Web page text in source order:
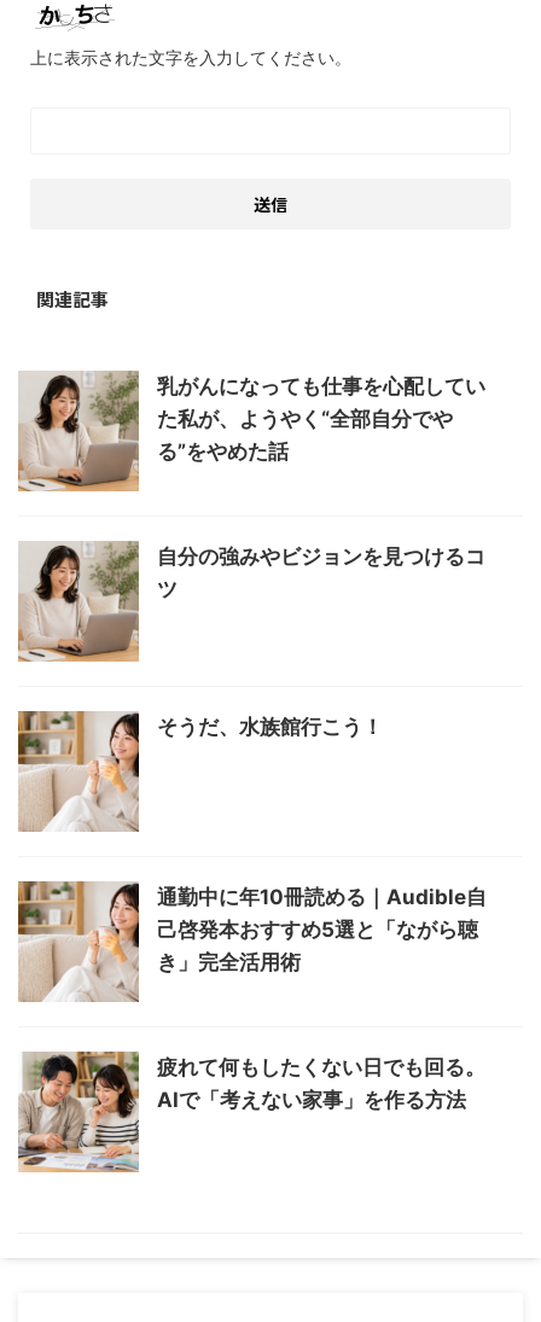
上に表示された文字を入力してください。
関連記事
乳がんになっても仕事を心配してい
た私が、ようやく“全部自分でや
る”をやめた話
自分の強みやビジョンを見つけるコ
ツ
そうだ、水族館行こう！
通勤中に年10冊読める｜Audible自
己啓発本おすすめ5選と「ながら聴
き」完全活用術
疲れて何もしたくない日でも回る。
AIで「考えない家事」を作る方法